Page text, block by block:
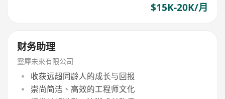
$15K-20K/月
财务助理
靈犀未來有限公司
收获远超同龄人的成长与回报
崇尚简洁、高效的工程师文化